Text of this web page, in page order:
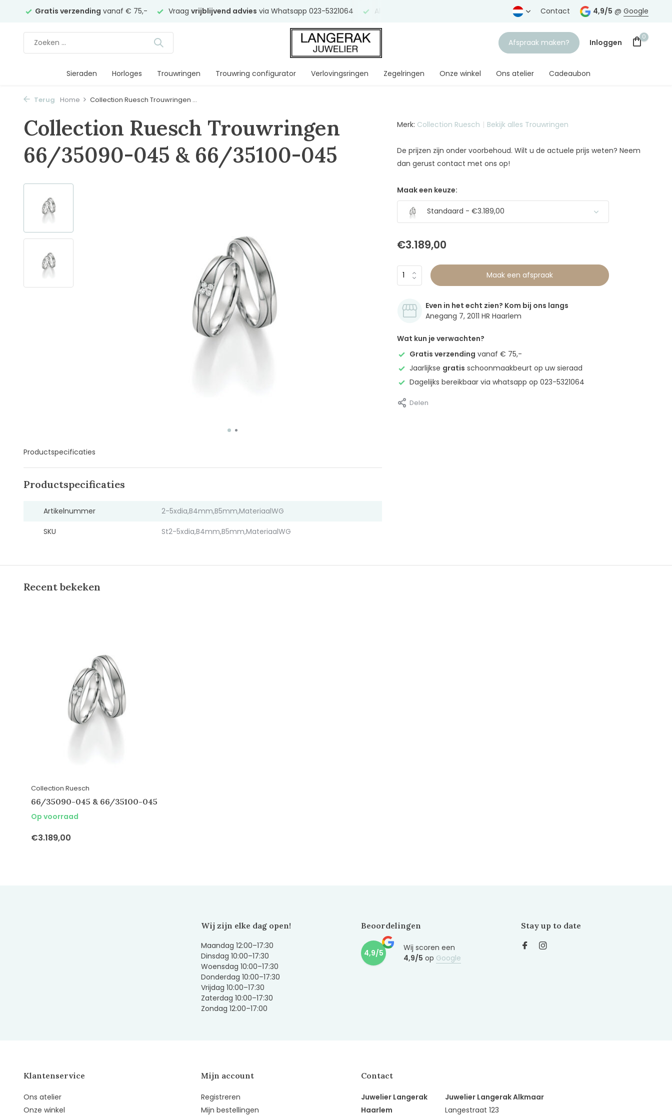
Gratis verzending vanaf € 75,- Vraag vrijblijvend advies via Whatsapp 023-5321064 Al Gratis verzending vanaf € 75,-
Contact 4,9/5 @ Google
Afspraak maken? Inloggen
0
Sieraden Horloges Trouwringen Trouwring configurator Verlovingsringen Zegelringen Onze winkel Ons atelier Cadeaubon
Terug Home Collection Ruesch Trouwringen ...
Collection Ruesch Trouwringen
66/35090-045 & 66/35100-045
Productspecificaties
Productspecificaties
Artikelnummer 2-5xdia,B4mm,B5mm,MateriaalWG
SKU St2-5xdia,B4mm,B5mm,MateriaalWG
Merk: Collection Ruesch Bekijk alles Trouwringen
De prijzen zijn onder voorbehoud. Wilt u de actuele prijs weten? Neem
dan gerust contact met ons op!
Maak een keuze:
Standaard - €3.189,00
€3.189,00
Maak een afspraak
Even in het echt zien? Kom bij ons langs
Anegang 7, 2011 HR Haarlem
Wat kun je verwachten?
Gratis verzending vanaf € 75,-
Jaarlijkse gratis schoonmaakbeurt op uw sieraad
Dagelijks bereikbaar via whatsapp op 023-5321064
Delen
Recent bekeken
Collection Ruesch
66/35090-045 & 66/35100-045
Op voorraad
€3.189,00
Wij zijn elke dag open!
Maandag 12:00–17:30
Dinsdag 10:00–17:30
Woensdag 10:00–17:30
Donderdag 10:00–17:30
Vrijdag 10:00–17:30
Zaterdag 10:00–17:30
Zondag 12:00–17:00
Beoordelingen
4,9/5
Wij scoren een
4,9/5 op Google
Stay up to date
Klantenservice
Ons atelier
Onze winkel
Mijn account
Registreren
Mijn bestellingen
Contact
Juwelier Langerak
Haarlem
Juwelier Langerak Alkmaar
Langestraat 123